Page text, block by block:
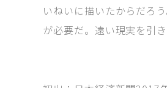
いねいに描いたからだろ
が必要だ。遠い現実を引